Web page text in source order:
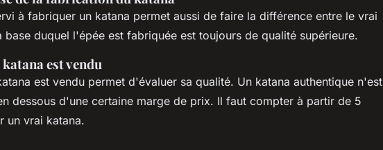
à fabriquer un katana permet aussi de faire la différence entre le vrai
duquel l'épée est fabriquée est toujours de qualité supérieure.
est vendu
est vendu permet d'évaluer sa qualité. Un katana authentique n'est
dessous d'une certaine marge de prix. Il faut compter à partir de 5
un vrai katana.